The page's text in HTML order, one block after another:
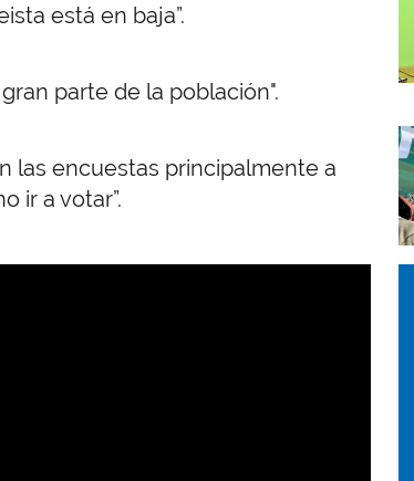
está en baja”.
parte de la población".
las encuestas principalmente a
ir a votar”.